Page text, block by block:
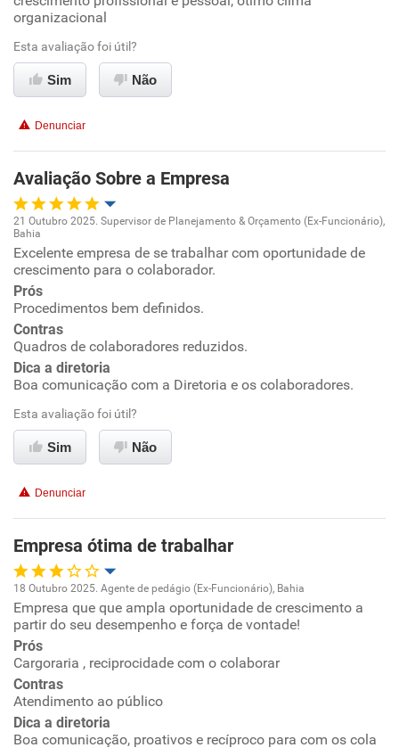
Ambiente de trabalho
Conciliação com a vida familiar
Recomenda a diretoria
organizacional
Esta avaliação foi útil?
Sim Não
Denunciar
Avaliação Sobre a Empresa
Oportunidade de promoção
Ambiente de trabalho
Conciliação com a vida familiar
Benefícios
Recomenda esta empresa
Recomenda a diretoria
21 Outubro 2025. Supervisor de Planejamento & Orçamento (Ex-Funcionário),
Bahia
Excelente empresa de se trabalhar com oportunidade de
crescimento para o colaborador.
Prós
Procedimentos bem definidos.
Contras
Quadros de colaboradores reduzidos.
Dica a diretoria
Boa comunicação com a Diretoria e os colaboradores.
Esta avaliação foi útil?
Sim Não
Denunciar
Empresa ótima de trabalhar
Oportunidade de promoção
Ambiente de trabalho
Conciliação com a vida familiar
Benefícios
18 Outubro 2025. Agente de pedágio (Ex-Funcionário), Bahia
Empresa que que ampla oportunidade de crescimento a
partir do seu desempenho e força de vontade!
Prós
Cargoraria , reciprocidade com o colaborar
Contras
Atendimento ao público
Dica a diretoria
Boa comunicação, proativos e recíproco para com os cola